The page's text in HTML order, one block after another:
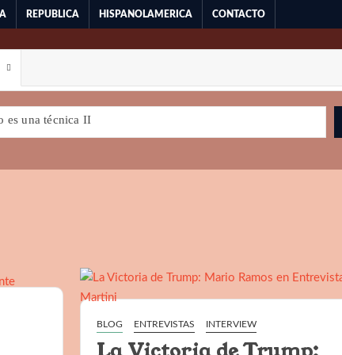
REPUBLICA HISPANOLAMERICA CONTACTO
es una técnica II
La victoria de Trump: ¿El fin de la democracia?
BLOG ENTREVISTAS INTERVIEW